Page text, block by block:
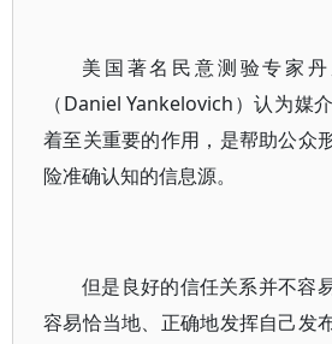
美国著名民意测验专家
（Daniel Yankelovich）认为媒
着至关重要的作用，是帮助公众
险准确认知的信息源。
但是良好的信任关系并不容
容易恰当地、正确地发挥自己发